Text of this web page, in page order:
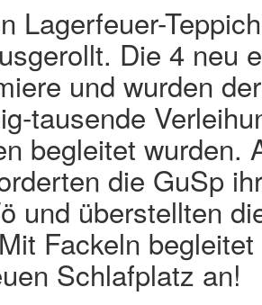
Lagerfeuer-
Die 4 neu
und wurden
tausende
begleitet wurden.
die GuSp
und überstellten
Fackeln
Schlafplatz an!